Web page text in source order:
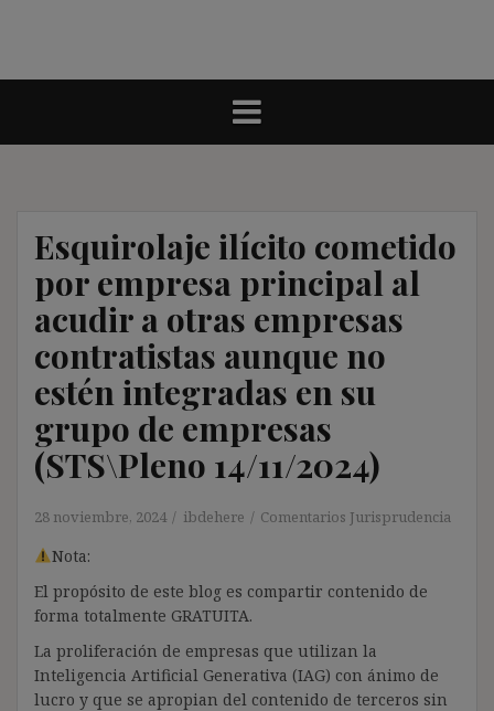
Esquirolaje ilícito cometido
por empresa principal al
acudir a otras empresas
contratistas aunque no
estén integradas en su
grupo de empresas
(STS\Pleno 14/11/2024)
28 noviembre, 2024 ibdehere Comentarios Jurisprudencia
Nota:
El propósito de este blog es compartir contenido de
forma totalmente GRATUITA.
La proliferación de empresas que utilizan la
Inteligencia Artificial Generativa (IAG) con ánimo de
lucro y que se apropian del contenido de terceros sin